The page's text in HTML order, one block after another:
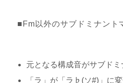
■Fm以外のサブドミナント
元となる構成音がサブド
「ラ」が「ラ♭(ソ#)」に